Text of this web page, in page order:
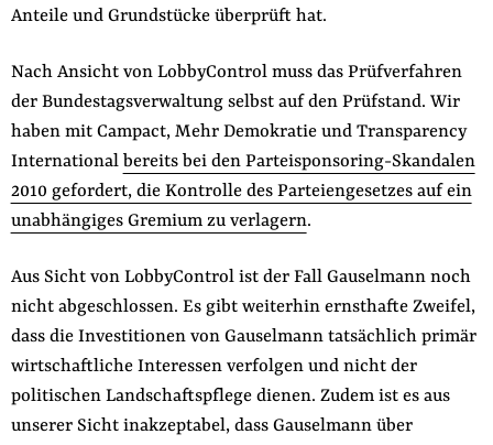
Anteile und Grundstücke überprüft hat.
Nach Ansicht von LobbyControl muss das Prüfverfahren
der Bundestagsverwaltung selbst auf den Prüfstand. Wir
haben mit Campact, Mehr Demokratie und Transparency
International bereits bei den Parteisponsoring-Skandalen
2010 gefordert, die Kontrolle des Parteiengesetzes auf ein
unabhängiges Gremium zu verlagern.
Aus Sicht von LobbyControl ist der Fall Gauselmann noch
nicht abgeschlossen. Es gibt weiterhin ernsthafte Zweifel,
dass die Investitionen von Gauselmann tatsächlich primär
wirtschaftliche Interessen verfolgen und nicht der
politischen Landschaftspflege dienen. Zudem ist es aus
unserer Sicht inakzeptabel, dass Gauselmann über